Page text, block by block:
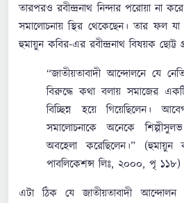
তারপরও রবীন্দ্রনাথ নিন্দার পরোয়া না
সমালোচনায় স্থির থেকেছেন। তার ফল
হুমায়ুন কবির-এর রবীন্দ্রনাথ বিষয়ক ছোট্ট
“জাতীয়তাবাদী আন্দোলনে যে
বিরুদ্ধে কথা বলায় সমাজের
বিচ্ছিন্ন হয়ে গিয়েছিলেন।
সমালোচনাকে অনেকে
অবহেলা করেছিলেন।” (হুমায়ুন
পাবলিকেশন্স লিঃ, ২০০০, পৃ ১১৮)
এটা ঠিক যে জাতীয়তাবাদী আন্দোলন